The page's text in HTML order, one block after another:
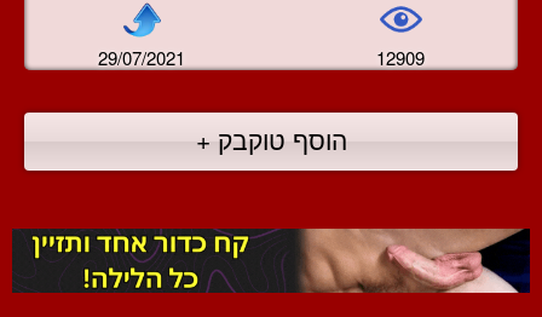
29/07/2021 12909
הוסף טוקבק +